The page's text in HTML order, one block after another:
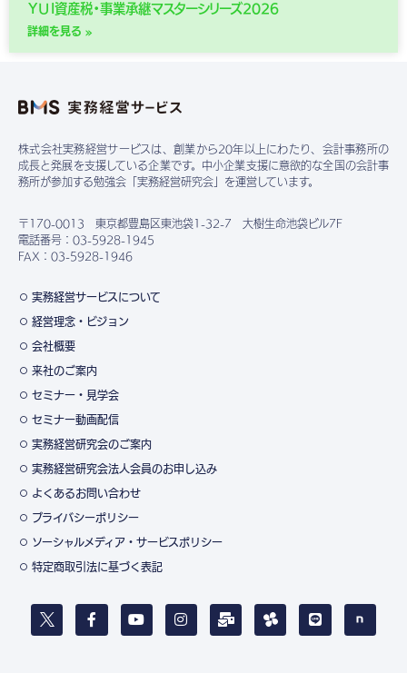
ＹＵＩ資産税・事業承継マスターシリーズ2026
詳細を見る »
株式会社実務経営サービスは、創業から20年以上にわたり、会計事務所の
成長と発展を支援している企業です。中小企業支援に意欲的な全国の会計事
務所が参加する勉強会「実務経営研究会」を運営しています。
〒170-0013 東京都豊島区東池袋1-32-7 大樹生命池袋ビル7F
電話番号：03-5928-1945
FAX：03-5928-1946
実務経営サービスについて
経営理念・ビジョン
会社概要
来社のご案内
セミナー・見学会
セミナー動画配信
実務経営研究会のご案内
実務経営研究会法人会員のお申し込み
よくあるお問い合わせ
プライバシーポリシー
ソーシャルメディア・サービスポリシー
特定商取引法に基づく表記